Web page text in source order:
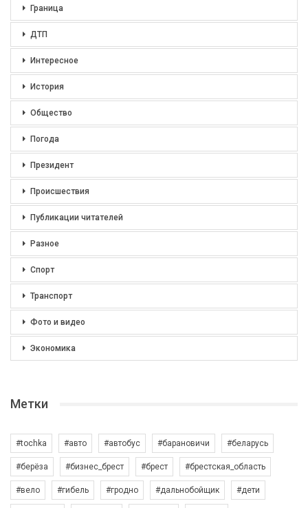
Граница
ДТП
Интересное
История
Общество
Погода
Президент
Происшествия
Публикации читателей
Разное
Спорт
Транспорт
Фото и видео
Экономика
Метки
#tochka #авто #автобус #барановичи #беларусь
#берёза #бизнес_брест #брест #брестская_область
#вело #гибель #гродно #дальнобойщик #дети